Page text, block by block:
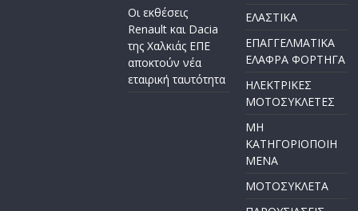
Οι εκθέσεις
Renault και Dacia
της Χαλκιάς ΕΠΕ
αποκτούν νέα
εταιρική ταυτότητα
ΕΛΑΣΤΙΚΑ
ΕΠΑΓΓΕΛΜΑΤΙΚΑ
ΕΛΑΦΡΑ ΦΟΡΤΗΓΑ
ΗΛΕΚΤΡΙΚΕΣ
ΜΟΤΟΣΥΚΛΕΤΕΣ
ΜΗ
ΚΑΤΗΓΟΡΙΟΠΟΙΗ
ΜΕΝΑ
ΜΟΤΟΣΥΚΛΕΤΑ